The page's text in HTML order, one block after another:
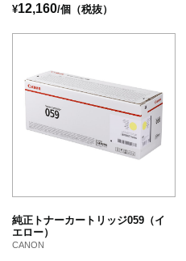
¥12,160/個（税抜）
純正トナーカートリッジ059（イ
エロー）
CANON